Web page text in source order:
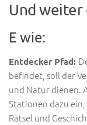
Und weiter
E wie:
Entdecker Pfad:
befindet, soll der
und Natur dienen.
Stationen dazu
Rätsel und